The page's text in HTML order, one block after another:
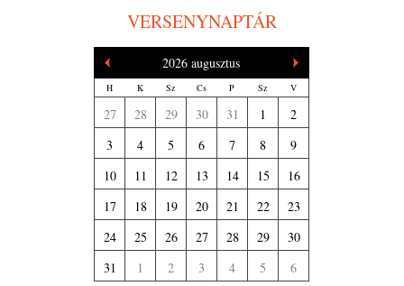
VERSENYNAPTÁR
2026 augusztus
H K Sz Cs P Sz V
27 28 29 30 31 1
2
3
4 5 6 7 8
9
10
11 12 13 14 15
16
17
18 19 20 21 22
23
24
25 26 27 28 29
30
31
1 2 3 4 5 6